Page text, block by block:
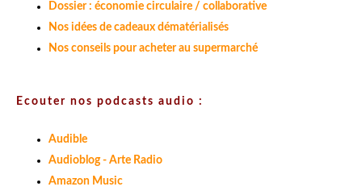
Dossier : économie circulaire / collaborative
Nos idées de cadeaux dématérialisés
Nos conseils pour acheter au supermarché
Ecouter nos podcasts audio :
Audible
Audioblog - Arte Radio
Amazon Music